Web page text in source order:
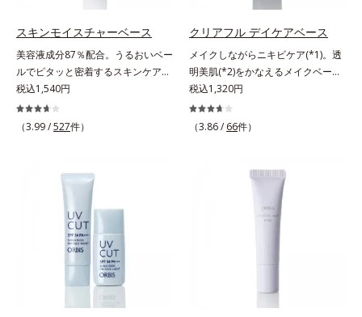
複合成分配合＝肌を保護し、乾燥を
防ぐ複合成分 ※ ビルベリー葉エ
皮エキス*4 グリセリルグルコシド
（保湿成分）、（ジメチコン／ビニ
ルジメチコン）クロスポリマー、ジ
メチコン（カバー成分）*5 アクリ
レーツコポリマー
ることを忘れてしまうようなサラサ
ラの感触で、いつでも絶好調の肌を
叶えます(*)。* メイク効果による
【ご使用方法】2～3ｍｍくり出し、
カバーしたい部分に直接つけてくだ
さい。さらにカバー効果を出したい
ときは、重ねづけしてください。
ます。ベタつくのに乾燥する男性の
肌に、うるおいを与えつつ皮脂分泌
をコントロールするスキンケア成分
を配合。夕方までベタつき＆乾燥知
らずの、清潔感のある肌が続きま
す。さらにSPF20・PA++の紫外線カ
ット効果で、日常シーンの紫外線を
カット。洗顔料で簡単に落とすこと
です。【ご使用方法】スキンケアの
後、適量（パール1～2粒大程度）を
とり、顔全体に少量ずつムラなくの
スキンモイスチャーベース
美容液成分87％配合。うるおいベー
ルでピタッと密着するスキンケア発
想のメイク下地。化粧ノリ＆もち
UP！ファンデーションの仕上がり
を格上げする、スキンケア発想の化
一に密着”させることで、仕上がり
の美しさと化粧もちが格段にUP。
さらにヒアルロン酸、ローヤルゼリ
ーエキスなどの保湿成分を含む美容
液成分を87％配合。大気汚染物質バ
リア成分(*)もプラスして、乾燥やダ
メージから肌を守ります。くすみが
ちな大人の肌を、血色感のある肌に
補整する、ピンクベージュカラーで
税込1,540円
（3.99 /527件）
クリアフル デイケアベース
メイクしながらニキビケア(*1)。透
明美肌(*2)をかなえるメイクベー
ス。ニキビがあると、メイクはニキ
ビに良くないのではないかと心配に
なりがち。しかし何も塗らないと、
デイケアベースは、ニキビケア(*1)
できる新発想のメイク下地。スキン
ケアシリーズと同様のニキビケア成
分を配合した肌にやさしい処方なの
で、“ニキビをケアしたい”と“肌をキ
レイに見せたい”が同時に叶えられ
で、塗るとくすみがさっと払われ、
肌が自然とトーンアップ。しっとり
税込1,320円
（3.86 / 66件）